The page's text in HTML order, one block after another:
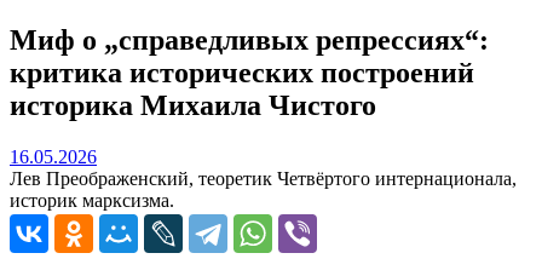
Миф о „справедливых репрессиях“:
критика исторических построений
историка Михаила Чистого
16.05.202616.05.2026
Лев Преображенский, теоретик Четвёртого интернационала,
историк марксизма.